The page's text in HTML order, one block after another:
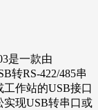
是一款由
转RS-422/485串
作站的USB接口
现USB转串口或